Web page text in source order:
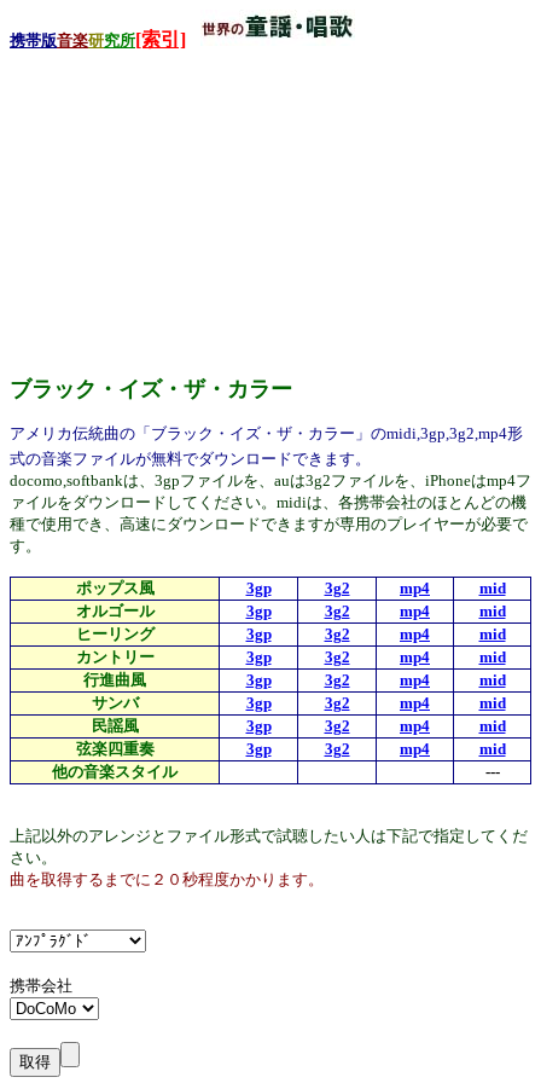
携帯版音楽研究所[索引]
ブラック・イズ・ザ・カラー
アメリカ伝統曲の「ブラック・イズ・ザ・カラー」のmidi,3gp,3g2,mp4形
式の音楽ファイルが無料でダウンロードできます。
docomo,softbankは、3gpファイルを、auは3g2ファイルを、iPhoneはmp4フ
ァイルをダウンロードしてください。midiは、各携帯会社のほとんどの機
種で使用でき、高速にダウンロードできますが専用のプレイヤーが必要で
す。
ポップス風 3gp 3g2 mp4
mid
オルゴール
3gp 3g2 mp4
mid
ヒーリング
3gp 3g2 mp4
mid
カントリー
3gp 3g2 mp4
mid
行進曲風
3gp 3g2 mp4
mid
サンバ
3gp 3g2 mp4
mid
民謡風
3gp 3g2 mp4
mid
弦楽四重奏
3gp 3g2 mp4
mid
他の音楽スタイル
---
上記以外のアレンジとファイル形式で試聴したい人は下記で指定してくだ
さい。
曲を取得するまでに２０秒程度かかります。
携帯会社